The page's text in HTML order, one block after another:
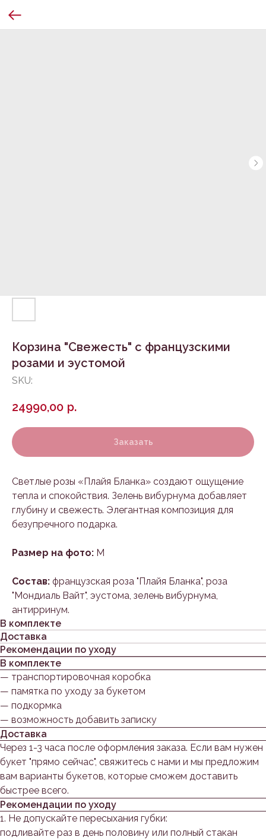
Корзина "Свежесть" с французскими
розами и эустомой
SKU:
24990,00 р.
Заказать
Светлые розы «Плайя Бланка» создают ощущение
тепла и спокойствия. Зелень вибурнума добавляет
глубину и свежесть. Элегантная композиция для
безупречного подарка.
Размер на фото: M
Состав: французская роза "Плайя Бланка", роза
"Мондиаль Вайт", эустома, зелень вибурнума,
антирринум.
В комплекте
Доставка
Рекомендации по уходу
В комплекте
— транспортировочная коробка
— памятка по уходу за букетом
— подкормка
— возможность добавить записку
Доставка
Через 1-3 часа после оформления заказа. Если вам нужен
букет "прямо сейчас", свяжитесь с нами и мы предложим
вам варианты букетов, которые сможем доставить
быстрее всего.
Рекомендации по уходу
1. Не допускайте пересыхания губки:
подливайте раз в день половину или полный стакан